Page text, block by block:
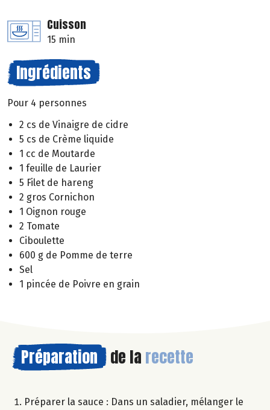
Cuisson
15 min
Ingrédients
Pour 4 personnes
2 cs de Vinaigre de cidre
5 cs de Crème liquide
1 cc de Moutarde
1 feuille de Laurier
5 Filet de hareng
2 gros Cornichon
1 Oignon rouge
2 Tomate
Ciboulette
600 g de Pomme de terre
Sel
1 pincée de Poivre en grain
Préparation de la recette
Préparer la sauce : Dans un saladier, mélanger le